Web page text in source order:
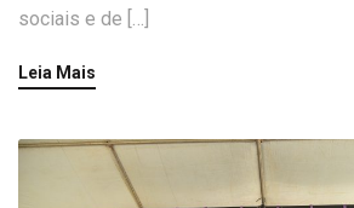
sociais e de […]
Leia Mais